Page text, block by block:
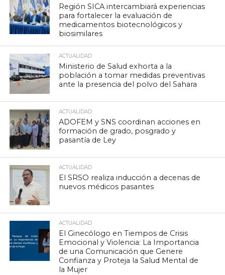
Región SICA intercambiará experiencias
para fortalecer la evaluación de
medicamentos biotecnológicos y
biosimilares
ACTUALIDAD
Ministerio de Salud exhorta a la
población a tomar medidas preventivas
ante la presencia del polvo del Sahara
ACTUALIDAD
ADOFEM y SNS coordinan acciones en
formación de grado, posgrado y
pasantía de Ley
ACTUALIDAD
El SRSO realiza inducción a decenas de
nuevos médicos pasantes
ACTUALIDAD
El Ginecólogo en Tiempos de Crisis
Emocional y Violencia: La Importancia
de una Comunicación que Genere
Confianza y Proteja la Salud Mental de
la Mujer